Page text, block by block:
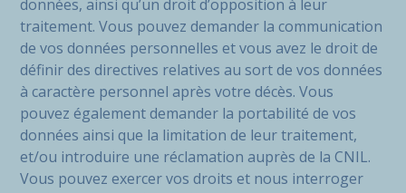
données, ainsi qu’un droit d’opposition à leur
traitement. Vous pouvez demander la communication
de vos données personnelles et vous avez le droit de
définir des directives relatives au sort de vos données
à caractère personnel après votre décès. Vous
pouvez également demander la portabilité de vos
données ainsi que la limitation de leur traitement,
et/ou introduire une réclamation auprès de la CNIL.
Vous pouvez exercer vos droits et nous interroger